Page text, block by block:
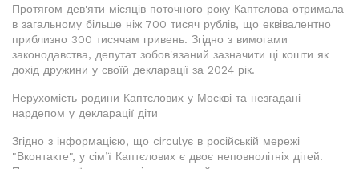
Протягом дев'яти місяців поточного року Каптєлова отримала
в загальному більше ніж 700 тисяч рублів, що еквівалентно
приблизно 300 тисячам гривень. Згідно з вимогами
законодавства, депутат зобов'язаний зазначити ці кошти як
дохід дружини у своїй декларації за 2024 рік.
Нерухомість родини Каптєлових у Москві та незгадані
нардепом у декларації діти
Згідно з інформацією, що circulує в російській мережі
"Вконтакте", у сім’ї Каптєлових є двоє неповнолітніх дітей.